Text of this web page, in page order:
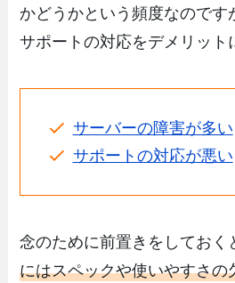
かどうかという頻度なのです
サポートの対応をデメリット
サーバーの障害が多い
サポートの対応が悪い
念のために前置きをしておく
にはスペックや使いやすさの